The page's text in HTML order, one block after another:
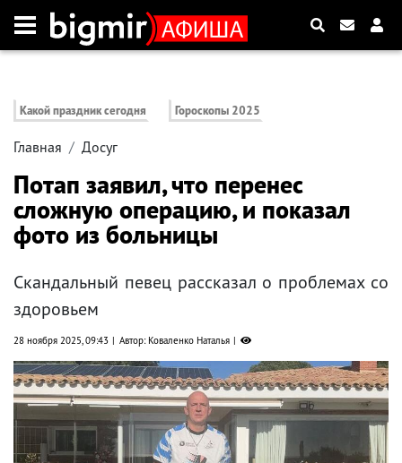
Какой праздник сегодня Гороскопы 2025
Главная Досуг
Потап заявил, что перенес
сложную операцию, и показал
фото из больницы
Скандальный певец рассказал о проблемах со
здоровьем
28 ноября 2025, 09:43 Автор: Коваленко Наталья